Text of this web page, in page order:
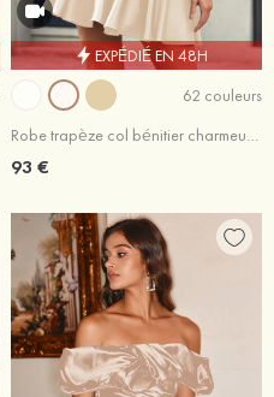
EXPÉDIÉ EN 48H
62 couleurs
Robe trapèze col bénitier charmeuse courte/mini robe de fête de la rentrée
93 €